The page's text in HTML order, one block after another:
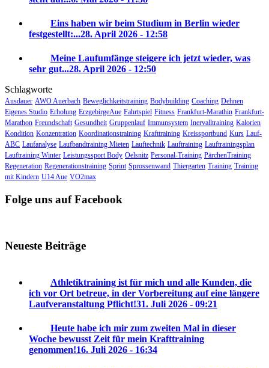
Eins haben wir beim Studium in Berlin wieder
festgestellt:...28. April 2026 - 12:58
Meine Laufumfänge steigere ich jetzt wieder, was
sehr gut...28. April 2026 - 12:50
Schlagworte
Ausdauer AWO Auerbach Beweglichkeitstraining Bodybuilding Coaching Dehnen
Eigenes Studio Erholung ErzgebirgeAue Fahrtspiel Fitness Frankfurt-Marathin Frankfurt-
Marathon Freundschaft Gesundheit Gruppenlauf Immunsystem Inervalltraining Kalorien
Kondition Konzentration Koordinationstraining Krafttraining Kreissportbund Kurs Lauf-
ABC Laufanalyse Laufbandtraining Mieten Lauftechnik Lauftraining Lauftrainingsplan
Lauftraining Winter Leistungssport Body Oelsnitz Personal-Training PärchenTraining
Regeneration Regenerationstraining Sprint Sprossenwand Thiergarten Training Training
mit Kindern U14 Aue VO2max
Folge uns auf Facebook
Neueste Beiträge
Athletiktraining ist für mich und alle Kunden, die
ich vor Ort betreue, in der Vorbereitung auf eine längere
Laufveranstaltung Pflicht!31. Juli 2026 - 09:21
Heute habe ich mir zum zweiten Mal in dieser
Woche bewusst Zeit für mein Krafttraining
genommen!16. Juli 2026 - 16:34